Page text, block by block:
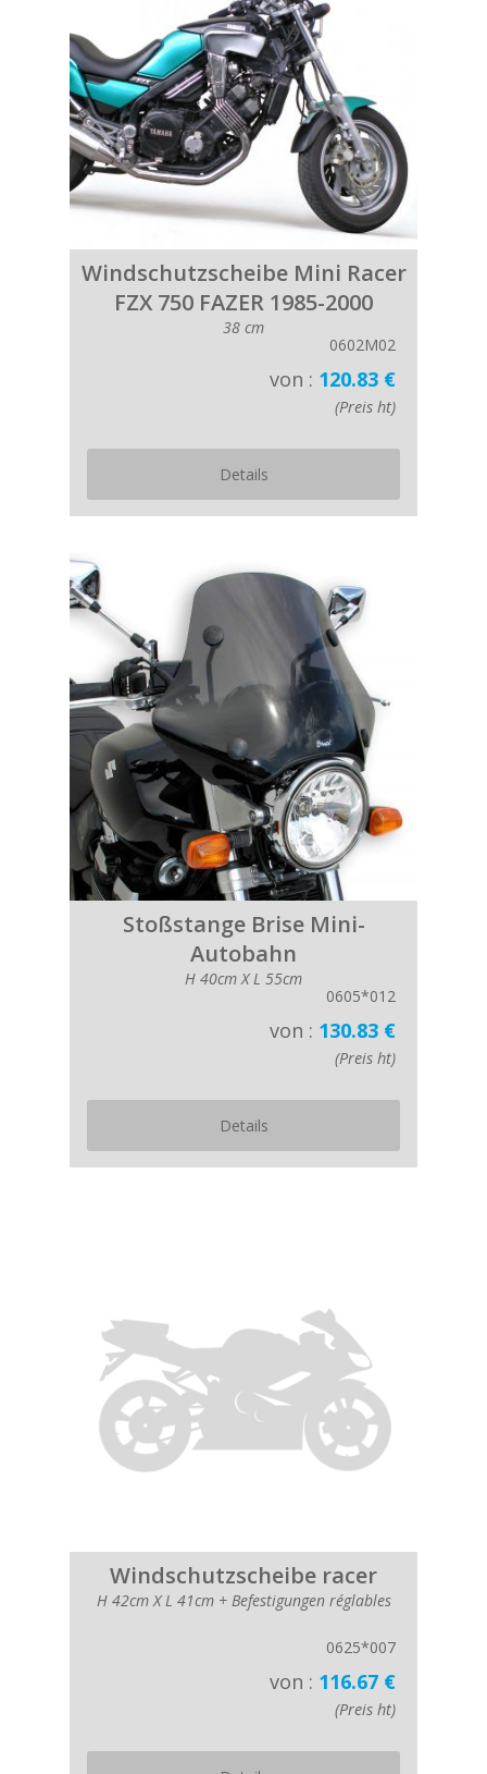
Windschutzscheibe Mini Racer
FZX 750 FAZER 1985-2000
38 cm
0602M02
von : 120.83 €
(Preis ht)
Details
Stoßstange Brise Mini-
Autobahn
H 40cm X L 55cm
0605*012
von : 130.83 €
(Preis ht)
Details
Windschutzscheibe racer
H 42cm X L 41cm + Befestigungen réglables
0625*007
von : 116.67 €
(Preis ht)